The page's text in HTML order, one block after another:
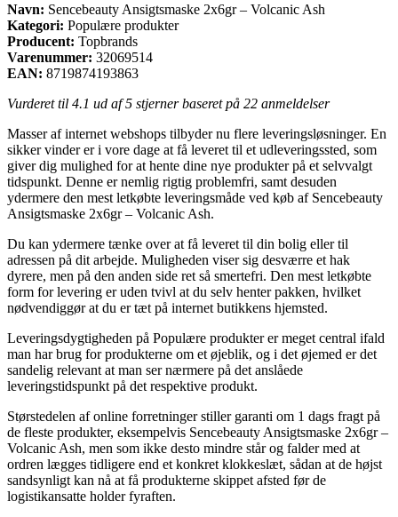
Navn: Sencebeauty Ansigtsmaske 2x6gr – Volcanic Ash
Kategori: Populære produkter
Producent: Topbrands
Varenummer: 32069514
EAN: 8719874193863
Vurderet til 4.1 ud af 5 stjerner baseret på 22 anmeldelser
Masser af internet webshops tilbyder nu flere leveringsløsninger. En
sikker vinder er i vore dage at få leveret til et udleveringssted, som
giver dig mulighed for at hente dine nye produkter på et selvvalgt
tidspunkt. Denne er nemlig rigtig problemfri, samt desuden
ydermere den mest letkøbte leveringsmåde ved køb af Sencebeauty
Ansigtsmaske 2x6gr – Volcanic Ash.
Du kan ydermere tænke over at få leveret til din bolig eller til
adressen på dit arbejde. Muligheden viser sig desværre et hak
dyrere, men på den anden side ret så smertefri. Den mest letkøbte
form for levering er uden tvivl at du selv henter pakken, hvilket
nødvendiggør at du er tæt på internet butikkens hjemsted.
Leveringsdygtigheden på Populære produkter er meget central ifald
man har brug for produkterne om et øjeblik, og i det øjemed er det
sandelig relevant at man ser nærmere på det anslåede
leveringstidspunkt på det respektive produkt.
Størstedelen af online forretninger stiller garanti om 1 dags fragt på
de fleste produkter, eksempelvis Sencebeauty Ansigtsmaske 2x6gr –
Volcanic Ash, men som ikke desto mindre står og falder med at
ordren lægges tidligere end et konkret klokkeslæt, sådan at de højst
sandsynligt kan nå at få produkterne skippet afsted før de
logistikansatte holder fyraften.